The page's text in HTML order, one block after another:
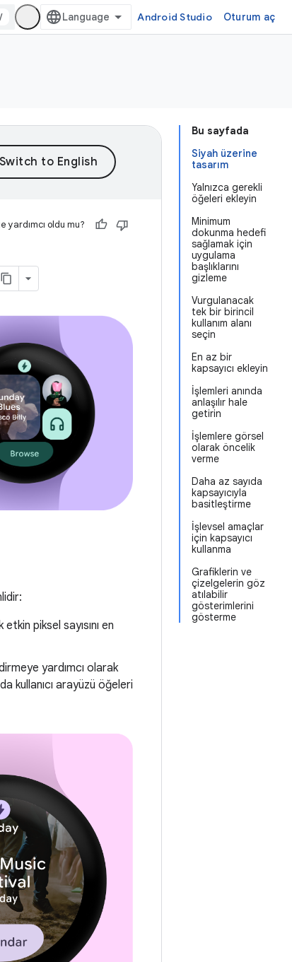
/ Android Studio Oturum aç
Bu sayfada
Siyah üzerine
tasarım
Yalnızca gerekli
öğeleri ekleyin
Minimum
dokunma hedefi
sağlamak için
uygulama
başlıklarını
gizleme
Vurgulanacak
tek bir birincil
kullanım alanı
seçin
En az bir
kapsayıcı ekleyin
İşlemleri anında
anlaşılır hale
getirin
İşlemlere görsel
olarak öncelik
verme
Daha az sayıda
kapsayıcıyla
basitleştirme
İşlevsel amaçlar
için kapsayıcı
kullanma
Grafiklerin ve
çizelgelerin göz
atılabilir
gösterimlerini
gösterme
yardımcı oldu mu?
piksel sayısını en
yardımcı olarak
kullanıcı arayüzü öğeleri